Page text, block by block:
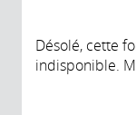
Désolé, cette
indisponible.